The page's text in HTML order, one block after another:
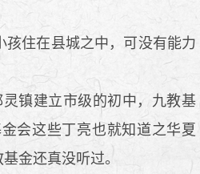
住在县城之中，可没有能力
镇建立市级的初中，九教基
会这些丁亮也就知道之华夏
金还真没听过。